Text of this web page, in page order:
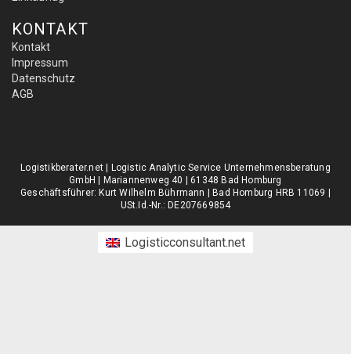
KONTAKT
Kontakt
Impressum
Datenschutz
AGB
Logistikberater.net | Logistic Analytic Service Unternehmensberatung
GmbH | Mariannenweg 40 | 61348 Bad Homburg
Geschäftsführer: Kurt Wilhelm Bührmann | Bad Homburg HRB 11069 |
USt.Id.-Nr.: DE207669854
Logisticconsultant.net